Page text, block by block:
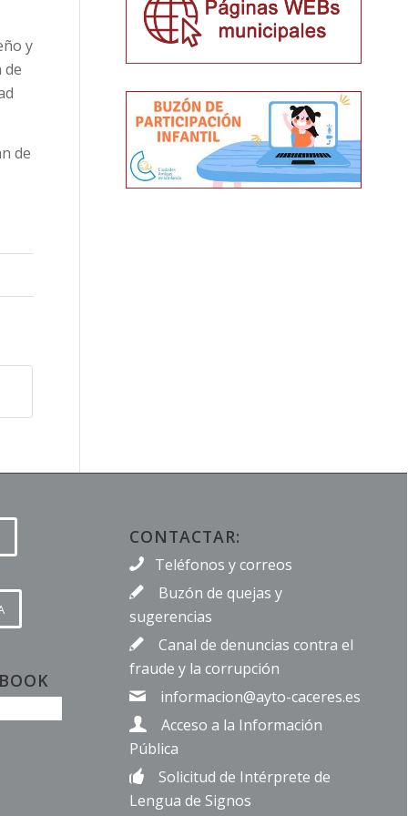
y
de
de
CONTACTAR:
Teléfonos y correos
Buzón de quejas y
sugerencias
Canal de denuncias contra el
fraude y la corrupción
informacion@ayto-caceres.es
Acceso a la Información
Pública
Solicitud de Intérprete de
Lengua de Signos